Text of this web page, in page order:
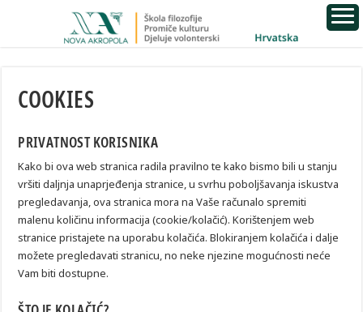
COOKIES
PRIVATNOST KORISNIKA
Kako bi ova web stranica radila pravilno te kako bismo bili u stanju
vršiti daljnja unaprjeđenja stranice, u svrhu poboljšavanja iskustva
pregledavanja, ova stranica mora na Vaše računalo spremiti
malenu količinu informacija (cookie/kolačić). Korištenjem web
stranice pristajete na uporabu kolačića. Blokiranjem kolačića i dalje
možete pregledavati stranicu, no neke njezine mogućnosti neće
Vam biti dostupne.